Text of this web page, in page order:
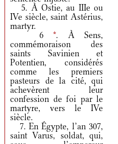
5. À Ostie, au IIIe ou
IVe siècle, saint Astérius,
martyr.
6*. À Sens,
commémoraison des
saints Savinien et
Potentien, considérés
comme les premiers
pasteurs de la cité, qui
achevèrent leur
confession de foi par le
martyre, vers le IVe
siècle.
7. En Égypte, l’an 307,
saint Varus, soldat, qui,